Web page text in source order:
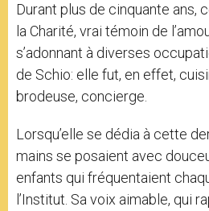
Durant plus de cinquante ans,
la Charité, vrai témoin de
s’adonnant à diverses
de Schio: elle fut, en effet,
brodeuse, concierge.
Lorsqu’elle se dédia à cette
mains se posaient avec
enfants qui fréquentaient
l’Institut. Sa voix aimable, qui